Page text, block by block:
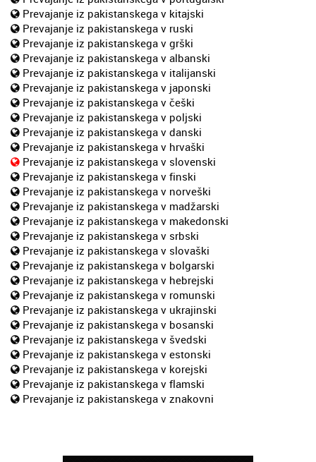
Prevajanje iz pakistanskega v kitajski
Prevajanje iz pakistanskega v ruski
Prevajanje iz pakistanskega v grški
Prevajanje iz pakistanskega v albanski
Prevajanje iz pakistanskega v italijanski
Prevajanje iz pakistanskega v japonski
Prevajanje iz pakistanskega v češki
Prevajanje iz pakistanskega v poljski
Prevajanje iz pakistanskega v danski
Prevajanje iz pakistanskega v hrvaški
Prevajanje iz pakistanskega v slovenski
Prevajanje iz pakistanskega v finski
Prevajanje iz pakistanskega v norveški
Prevajanje iz pakistanskega v madžarski
Prevajanje iz pakistanskega v makedonski
Prevajanje iz pakistanskega v srbski
Prevajanje iz pakistanskega v slovaški
Prevajanje iz pakistanskega v bolgarski
Prevajanje iz pakistanskega v hebrejski
Prevajanje iz pakistanskega v romunski
Prevajanje iz pakistanskega v ukrajinski
Prevajanje iz pakistanskega v bosanski
Prevajanje iz pakistanskega v švedski
Prevajanje iz pakistanskega v estonski
Prevajanje iz pakistanskega v korejski
Prevajanje iz pakistanskega v flamski
Prevajanje iz pakistanskega v znakovni